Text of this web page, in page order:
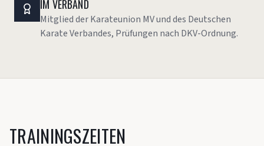
IM VERBAND
Mitglied der Karateunion MV und des Deutschen
Karate Verbandes, Prüfungen nach DKV-Ordnung.
TRAININGSZEITEN